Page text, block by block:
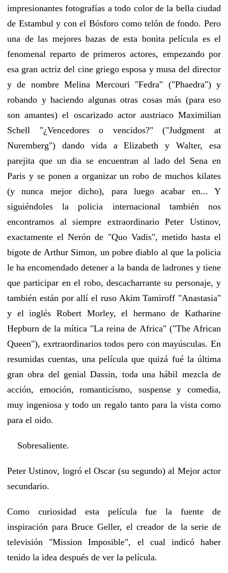
impresionantes fotografías a todo color de la bella ciudad
de Estambul y con el Bósforo como telón de fondo. Pero
una de las mejores bazas de esta bonita película es el
fenomenal reparto de primeros actores, empezando por
esa gran actriz del cine griego esposa y musa del director
y de nombre Melina Mercouri "Fedra" ("Phaedra") y
robando y haciendo algunas otras cosas más (para eso
son amantes) el oscarizado actor austriaco Maximilian
Schell "¿Vencedores o vencidos?" ("Judgment at
Nuremberg") dando vida a Elizabeth y Walter, esa
parejita que un dia se encuentran al lado del Sena en
Paris y se ponen a organizar un robo de muchos kilates
(y nunca mejor dicho), para luego acabar en... Y
siguiéndoles la policia internacional también nos
encontramos al siempre extraordinario Peter Ustinov,
exactamente el Nerón de "Quo Vadis", metido hasta el
bigote de Arthur Simon, un pobre diablo al que la policia
le ha encomendado detener a la banda de ladrones y tiene
que participar en el robo, descacharrante su personaje, y
también están por allí el ruso Akim Tamiroff "Anastasia"
y el inglés Robert Morley, el hermano de Katharine
Hepburn de la mítica "La reina de Africa" ("The African
Queen"), exrtraordinarios todos pero con mayúsculas. En
resumidas cuentas, una película que quizá fué la última
gran obra del genial Dassin, toda una hábil mezcla de
acción, emoción, romanticísmo, suspense y comedia,
muy ingeniosa y todo un regalo tanto para la vista como
para el oido.
Sobresaliente.
Peter Ustinov, logró el Oscar (su segundo) al Mejor actor
secundario.
Como curiosidad esta película fue la fuente de
inspiración para Bruce Geller, el creador de la serie de
televisión "Mission Imposible", el cual indicó haber
tenido la idea después de ver la película.